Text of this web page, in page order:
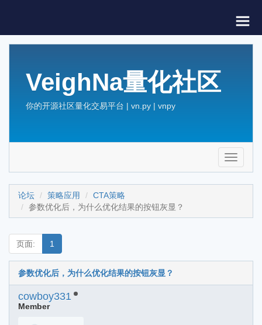
VeighNa量化社区
你的开源社区量化交易平台 | vn.py | vnpy
Toggle
论坛 策略应用
CTA策略
参数优化后，为什么优化结果的按钮灰显？
页面: 1
参数优化后，为什么优化结果的按钮灰显？
cowboy331
Member